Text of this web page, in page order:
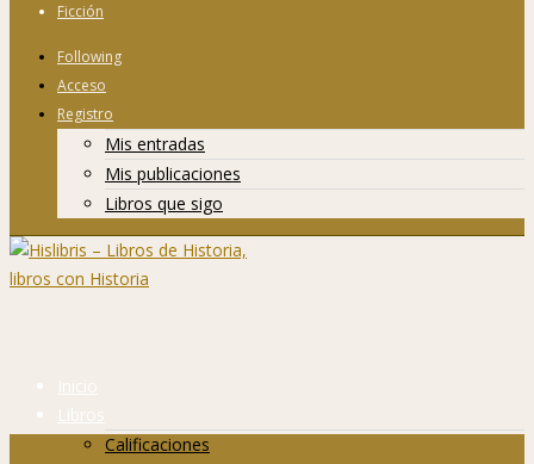
Ficción
Following
Acceso
Registro
Mis entradas
Mis publicaciones
Libros que sigo
Inicio
Libros
Calificaciones